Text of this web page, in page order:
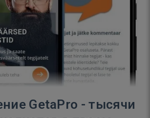
GetaPro - тысячи